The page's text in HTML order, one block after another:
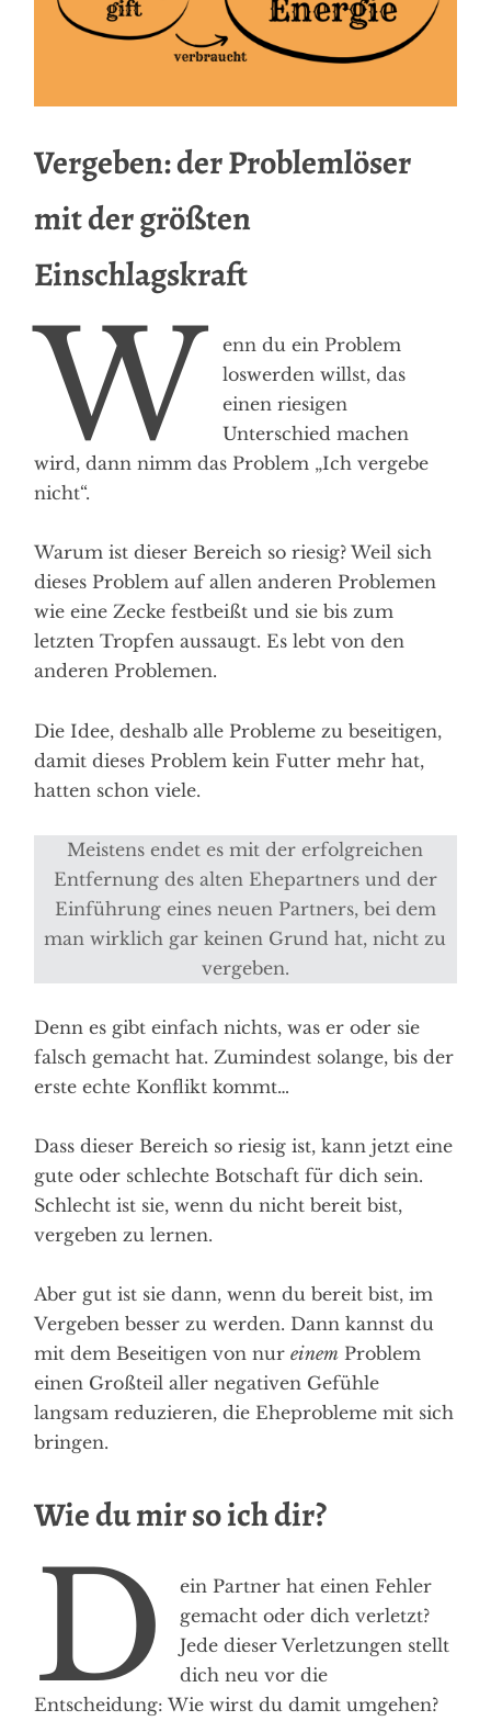
Vergeben: der Problemlöser
mit der größten
Einschlagskraft
W
enn du ein Problem
loswerden willst, das
einen riesigen
Unterschied machen
wird, dann nimm das Problem „Ich vergebe
nicht“.
Warum ist dieser Bereich so riesig? Weil sich
dieses Problem auf allen anderen Problemen
wie eine Zecke festbeißt und sie bis zum
letzten Tropfen aussaugt. Es lebt von den
anderen Problemen.
Die Idee, deshalb alle Probleme zu beseitigen,
damit dieses Problem kein Futter mehr hat,
hatten schon viele.
Meistens endet es mit der erfolgreichen
Entfernung des alten Ehepartners und der
Einführung eines neuen Partners, bei dem
man wirklich gar keinen Grund hat, nicht zu
vergeben.
Denn es gibt einfach nichts, was er oder sie
falsch gemacht hat. Zumindest solange, bis der
erste echte Konflikt kommt…
Dass dieser Bereich so riesig ist, kann jetzt eine
gute oder schlechte Botschaft für dich sein.
Schlecht ist sie, wenn du nicht bereit bist,
vergeben zu lernen.
Aber gut ist sie dann, wenn du bereit bist, im
Vergeben besser zu werden. Dann kannst du
mit dem Beseitigen von nureinem Problem
einen Großteil aller negativen Gefühle
langsam reduzieren, die Eheprobleme mit sich
bringen.
Wie du mir so ich dir?
D
ein Partner hat einen Fehler
gemacht oder dich verletzt?
Jede dieser Verletzungen stellt
dich neu vor die
Entscheidung: Wie wirst du damit umgehen?